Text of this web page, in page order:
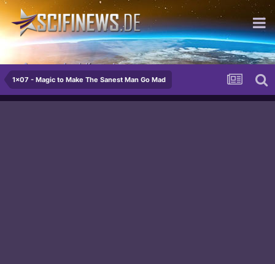
...Arroganz durch Kompetenz
1x07 - Magic to Make The Sanest Man Go Mad